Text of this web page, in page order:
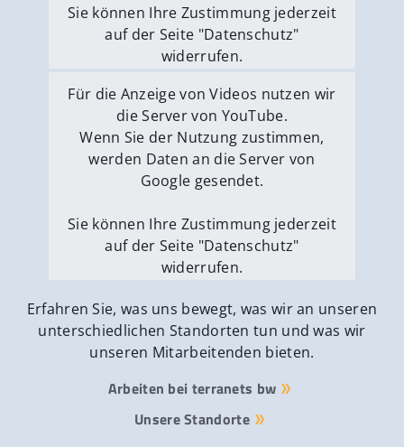
Sie können Ihre Zustimmung jederzeit
auf der Seite "Datenschutz"
widerrufen.
Externe Medien erlauben
Für die Anzeige von Videos nutzen wir
die Server von YouTube.
Wenn Sie der Nutzung zustimmen,
werden Daten an die Server von
Google gesendet.
Sie können Ihre Zustimmung jederzeit
auf der Seite "Datenschutz"
widerrufen.
Externe Medien erlauben
Erfahren Sie, was uns bewegt, was wir an unseren
unterschiedlichen Standorten tun und was wir
unseren Mitarbeitenden bieten.
Arbeiten bei terranets bw
Unsere Standorte